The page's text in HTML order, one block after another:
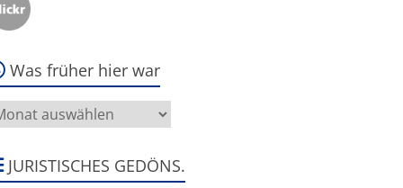
Was früher hier war
JURISTISCHES GEDÖNS.